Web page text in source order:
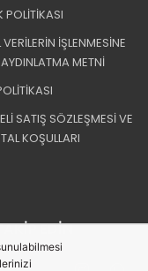
POLİTİKASI
VERİLERİN İŞLENMESİNE
METNİ
SATIŞ SÖZLEŞMESİ VE
KOŞULLARI
EDIN